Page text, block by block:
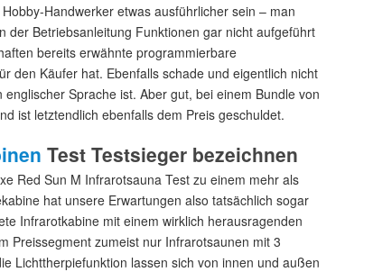
Handwerker etwas ausführlicher sein – man
der Betriebsanleitung Funktionen gar nicht aufgeführt
bereits erwähnte programmierbare
den Käufer hat. Ebenfalls schade und eigentlich nicht
Sprache ist. Aber gut, bei einem Bundle von
ist letztendlich ebenfalls dem Preis geschuldet.
Test Testsieger bezeichnen
Red Sun M Infrarotsauna Test zu einem mehr als
hat unsere Erwartungen also tatsächlich sogar
Infrarotkabine mit einem wirklich herausragenden
Preissegment zumeist nur Infrarotsaunen mit 3
Lichttherpiefunktion lassen sich von innen und außen